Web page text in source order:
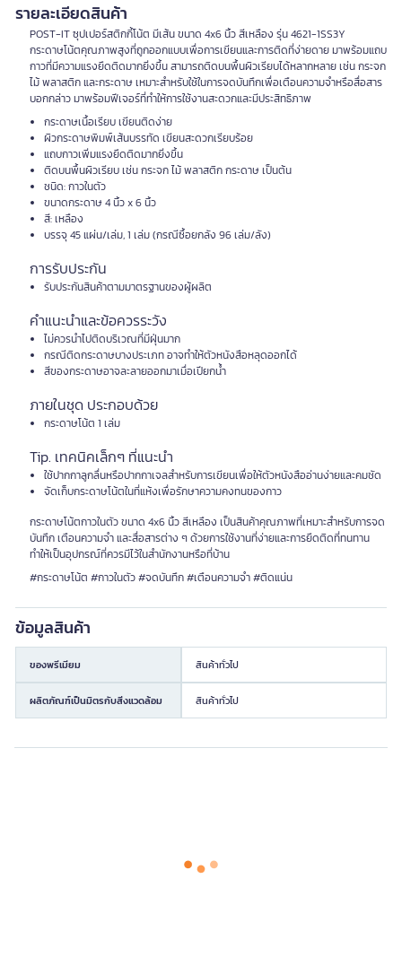
รายละเอียดสินค้า
POST-IT ซุปเปอร์สติกกี้โน้ต มีเส้น ขนาด 4x6 นิ้ว สีเหลือง รุ่น 4621-1SS3Y
กระดาษโน้ตคุณภาพสูงที่ถูกออกแบบเพื่อการเขียนและการติดที่ง่ายดาย มาพร้อมแถบ
กาวที่มีความแรงยึดติดมากยิ่งขึ้น สามารถติดบนพื้นผิวเรียบได้หลากหลาย เช่น กระจก
ไม้ พลาสติก และกระดาษ เหมาะสำหรับใช้ในการจดบันทึกเพื่อเตือนความจำหรือสื่อสาร
บอกกล่าว มาพร้อมฟีเจอร์ที่ทำให้การใช้งานสะดวกและมีประสิทธิภาพ
กระดาษเนื้อเรียบ เขียนติดง่าย
ผิวกระดาษพิมพ์เส้นบรรทัด เขียนสะดวกเรียบร้อย
แถบกาวเพิ่มแรงยึดติดมากยิ่งขึ้น
ติดบนพื้นผิวเรียบ เช่น กระจก ไม้ พลาสติก กระดาษ เป็นต้น
ชนิด: กาวในตัว
ขนาดกระดาษ 4 นิ้ว x 6 นิ้ว
สี: เหลือง
บรรจุ 45 แผ่น/เล่ม, 1 เล่ม (กรณีซื้อยกลัง 96 เล่ม/ลัง)
การรับประกัน
รับประกันสินค้าตามมาตรฐานของผู้ผลิต
คำแนะนำและข้อควรระวัง
ไม่ควรนำไปติดบริเวณที่มีฝุ่นมาก
กรณีติดกระดาษบางประเภท อาจทำให้ตัวหนังสือหลุดออกได้
สีของกระดาษอาจละลายออกมาเมื่อเปียกน้ำ
ภายในชุด ประกอบด้วย
กระดาษโน้ต 1 เล่ม
Tip. เทคนิคเล็กๆ ที่แนะนำ
ใช้ปากกาลูกลื่นหรือปากกาเจลสำหรับการเขียนเพื่อให้ตัวหนังสืออ่านง่ายและคมชัด
จัดเก็บกระดาษโน้ตในที่แห้งเพื่อรักษาความคงทนของกาว
กระดาษโน้ตกาวในตัว ขนาด 4x6 นิ้ว สีเหลือง เป็นสินค้าคุณภาพที่เหมาะสำหรับการจด
บันทึก เตือนความจำ และสื่อสารต่าง ๆ ด้วยการใช้งานที่ง่ายและการยึดติดที่ทนทาน
ทำให้เป็นอุปกรณ์ที่ควรมีไว้ในสำนักงานหรือที่บ้าน
#กระดาษโน้ต #กาวในตัว #จดบันทึก #เตือนความจำ #ติดแน่น
ข้อมูลสินค้า
ของพรีเมียม สินค้าทั่วไป
ผลิตภัณฑ์เป็นมิตรกับสิ่งแวดล้อม สินค้าทั่วไป